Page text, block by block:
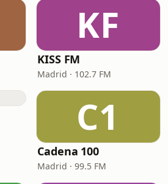
KF
KISS FM
Madrid · 102.7 FM
C1
Cadena 100
Madrid · 99.5 FM